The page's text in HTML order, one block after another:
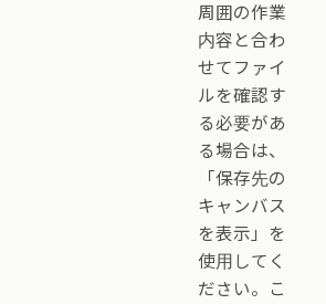
周囲の作業
内容と合わ
せてファイ
ルを確認す
る必要があ
る場合は、
「保存先の
キャンバス
を表示」を
使用してく
ださい。こ